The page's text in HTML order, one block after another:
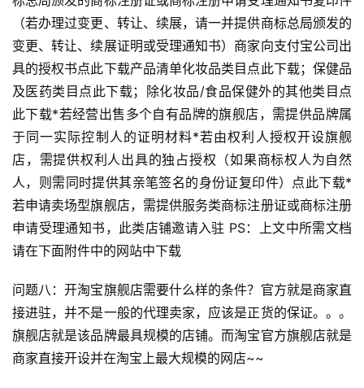
（若办理过变更、转让、续展，请一并提供商标总局颁发的
变更、转让、续展证明或受理通知书）商家向支付宝公司出
具的授权书点此下载产品清单化妆品类目点此下载；保健品
及医药类目点此下载；除化妆品/食品保健外的其他类目点
此下载*若经营出售多个自有品牌的旗舰店，需提供品牌属
于同一实际控制人的证明材料*若由权利人授权开设旗舰
店，需提供权利人出具的独占授权（如果商标权人为自然
人，则需同时提供其亲笔签名的身份证复印件）点此下载*
若申请卖场型旗舰店，需提供服务类商标注册证或商标注册
申请受理通知书，此类店铺邀请入驻 PS：上文中所需文档
请在下面附件中的网站中下载
问题八：开淘宝旗舰店需要什么样的条件？官方就是商家直
接进驻，并不是一般的代理卖家，应该是正货的保证。。。
旗舰店就是该品牌最具规模的店铺。而淘宝官方旗舰店就是
商家直接开设并在淘宝上最大规模的网店~~